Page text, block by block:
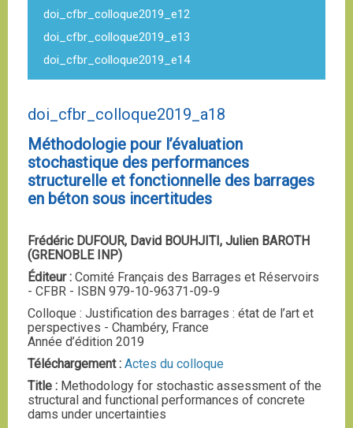
doi_cfbr_colloque2019_e12
doi_cfbr_colloque2019_e13
doi_cfbr_colloque2019_e14
doi_cfbr_colloque2019_a18
Méthodologie pour l’évaluation
stochastique des performances
structurelle et fonctionnelle des barrages
en béton sous incertitudes
Frédéric DUFOUR, David BOUHJITI, Julien BAROTH
(GRENOBLE INP)
Éditeur : Comité Français des Barrages et Réservoirs
- CFBR - ISBN 979-10-96371-09-9
Colloque : Justification des barrages : état de l’art et
perspectives - Chambéry, France
Année d’édition 2019
Téléchargement : Actes du colloque
Title : Methodology for stochastic assessment of the
structural and functional performances of concrete
dams under uncertainties